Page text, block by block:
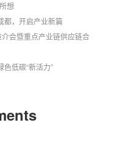
想
都，开启产业新篇
会暨重点产业链供应链合
色低碳“新活力”